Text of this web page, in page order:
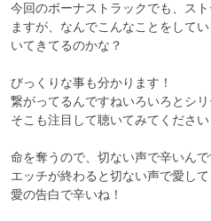
今回のボーナストラックでも、ス
ますが、なんでこんなことをして
いてきてるのかな？
びっくりな事も分かります！
繋がってるんですねいろいろとシリ
そこも注目して聴いてみてください
命を奪うので、切ない声で辛いん
エッチが終わると切ない声で愛し
愛の告白で辛いね！